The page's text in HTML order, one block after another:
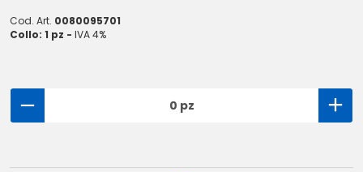
Cod. Art. 0080095701
Collo: 1 pz - IVA 4%
0 pz